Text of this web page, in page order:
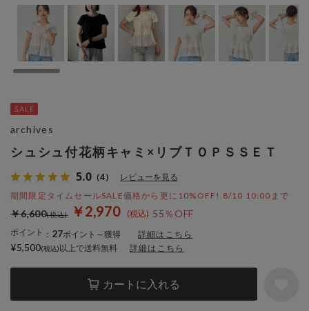
シュシュ付花柄キャミ×リブＴＯＰＳＳＥＴ
5.0 （4） レビューを見る
期間限定タイムセールSALE価格から更に10%OFF! 8/10 10:00まで
￥2,970 55％OFF
￥6,600
ポイント ： 27ポイント～獲得 詳細はこちら
カートに入れる
archives
¥5,500 以上で送料無料 詳細はこちら